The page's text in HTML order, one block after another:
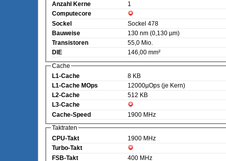
Anzahl Kerne
1
Computecore
Sockel
Sockel 478
Bauweise
130 nm (0,130 µm)
Transistoren
55,0 Mio.
DIE
146,00 mm²
Cache
L1-Cache
8 KB
L1-Cache MOps
12000µOps (je Kern)
L2-Cache
512 KB
L3-Cache
Cache-Speed
1900 MHz
Taktraten
CPU-Takt
1900 MHz
Turbo-Takt
FSB-Takt
400 MHz